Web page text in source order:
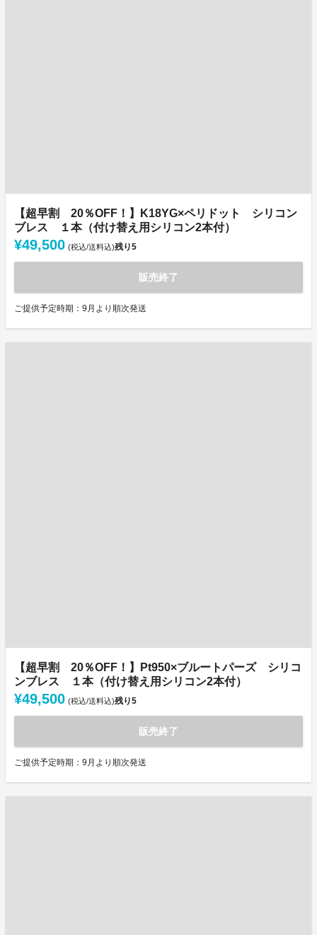
【超早割 20％OFF！】K18YG×ペリドット シリコン
ブレス １本（付け替え用シリコン2本付）
¥49,500 (税込/送料込)残り5
販売終了
ご提供予定時期：9月より順次発送
【超早割 20％OFF！】Pt950×ブルートパーズ シリコ
ンブレス １本（付け替え用シリコン2本付）
¥49,500 (税込/送料込)残り5
販売終了
ご提供予定時期：9月より順次発送